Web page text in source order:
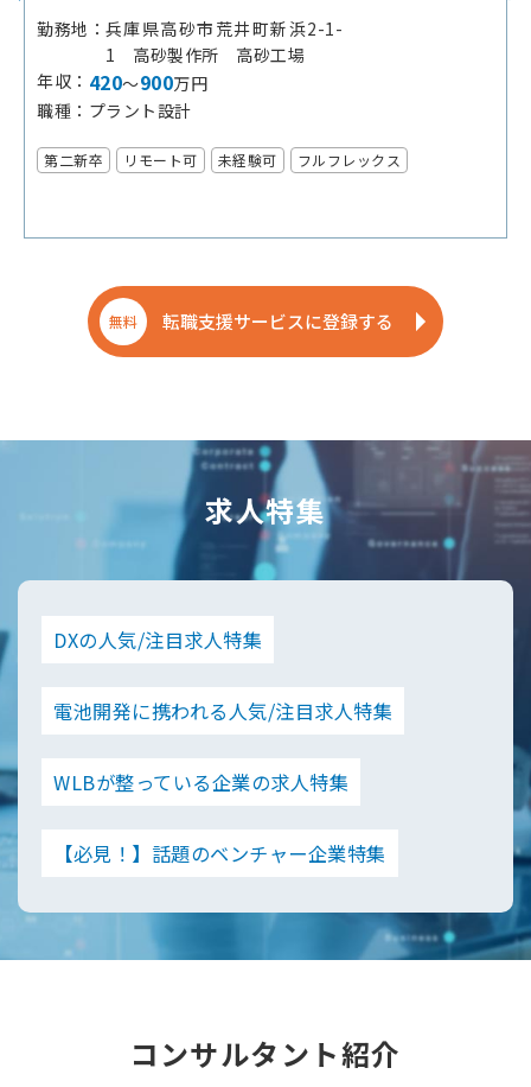
勤務地
兵庫県高砂市荒井町新浜2-1-
1 高砂製作所 高砂工場
年収
420～900万円
職種
プラント設計
第二新卒 リモート可 未経験可 フルフレックス
無料 転職支援サービスに登録する
求人特集
DXの人気/注目求人特集
電池開発に携われる人気/注目求人特集
WLBが整っている企業の求人特集
【必見！】話題のベンチャー企業特集
コンサルタント紹介